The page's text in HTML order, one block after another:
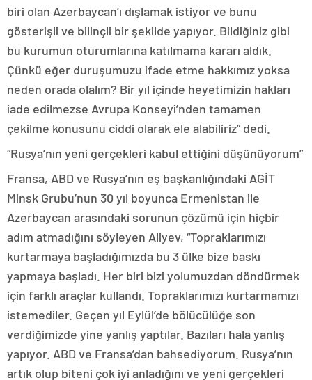
biri olan Azerbaycan’ı dışlamak istiyor ve bunu
gösterişli ve bilinçli bir şekilde yapıyor. Bildiğiniz gibi
bu kurumun oturumlarına katılmama kararı aldık.
Çünkü eğer duruşumuzu ifade etme hakkımız yoksa
neden orada olalım? Bir yıl içinde heyetimizin hakları
iade edilmezse Avrupa Konseyi’nden tamamen
çekilme konusunu ciddi olarak ele alabiliriz” dedi.
“Rusya’nın yeni gerçekleri kabul ettiğini düşünüyorum”
Fransa, ABD ve Rusya’nın eş başkanlığındaki AGİT
Minsk Grubu’nun 30 yıl boyunca Ermenistan ile
Azerbaycan arasındaki sorunun çözümü için hiçbir
adım atmadığını söyleyen Aliyev, “Topraklarımızı
kurtarmaya başladığımızda bu 3 ülke bize baskı
yapmaya başladı. Her biri bizi yolumuzdan döndürmek
için farklı araçlar kullandı. Topraklarımızı kurtarmamızı
istemediler. Geçen yıl Eylül’de bölücülüğe son
verdiğimizde yine yanlış yaptılar. Bazıları hala yanlış
yapıyor. ABD ve Fransa’dan bahsediyorum. Rusya’nın
artık olup biteni çok iyi anladığını ve yeni gerçekleri